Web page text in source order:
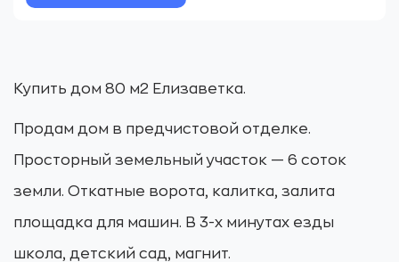
Купить дом 80 м2 Елизаветка.
Продам дом в предчистовой отделке.
Просторный земельный участок — 6 соток
земли. Откатные ворота, калитка, залита
площадка для машин. В 3-х минутах езды
школа, детский сад, магнит.